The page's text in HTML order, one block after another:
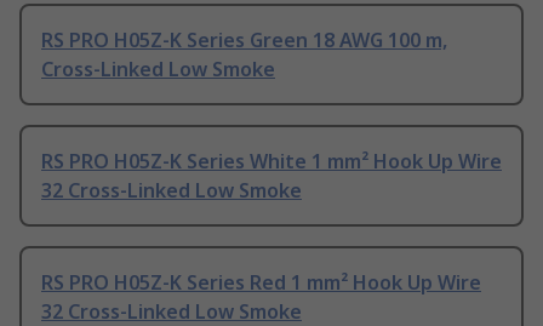
RS PRO H05Z-K Series Green 18 AWG 100 m,
Cross-Linked Low Smoke
RS PRO H05Z-K Series White 1 mm² Hook Up Wire
32 Cross-Linked Low Smoke
RS PRO H05Z-K Series Red 1 mm² Hook Up Wire
32 Cross-Linked Low Smoke